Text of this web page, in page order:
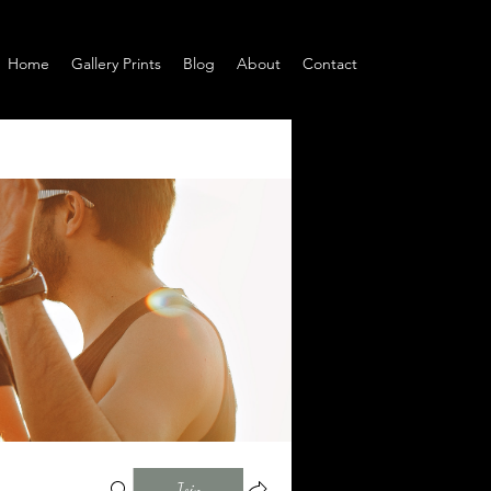
Home Gallery Prints Blog About Contact